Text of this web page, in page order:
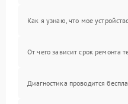
Как я узнаю, что мое
От чего зависит срок ремонта
Диагностика проводится